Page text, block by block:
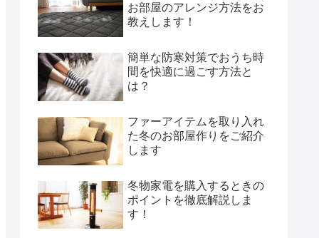
お部屋のアレンジ方法をお
教えします！
簡単な防寒対策でおうち時
間を快適に過ごす方法と
は？
ファーアイテムを取り入れ
た冬のお部屋作りをご紹介
します
冬物家電を購入するときの
ポイントを徹底解説しま
す！